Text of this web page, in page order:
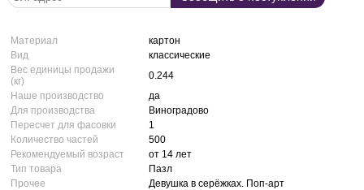
Материал
картон
Вид
классические
Вес единицы продажи
(кг)
0.244
Наше производство
да
Для производства
Виноградово
Пересчет для фасовки
1
Количество частей
500
Рекомендуемый возраст
от 14 лет
Тип товара
Пазл
Прочее
Девушка в серёжках. Поп-арт